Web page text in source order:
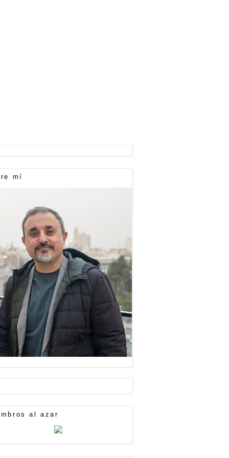
mí
al azar